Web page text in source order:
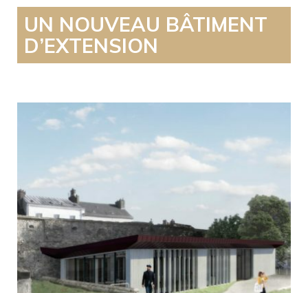
UN NOUVEAU BÂTIMENT
D’EXTENSION